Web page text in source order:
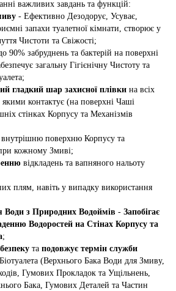
важливих завдань та функцій:
- Ефективно Дезодорує, Усуває,
запахи туалетної кімнати, створює у
Чистоти та Свіжості;
90% забруднень та бактерій на поверхні
загальну Гігієнічну Чистоту та
гладкий шар захисної плівки на всіх
якими контактує (на поверхні Чаші
стінках Корпусу та Механізмів
внутрішню поверхню Корпусу та
кожному Змиві;
відкладень та вапняного нальоту
плям, навіть у випадку використання
Води з Природних Водоймів - Запобігає
Водоростей на Стінах Корпусу та
;
безпеку та подовжує термін служби
(Верхнього Бака Води для Змиву,
Гумових Прокладок та Ущільнень,
Бака, Гумових Деталей та Частин